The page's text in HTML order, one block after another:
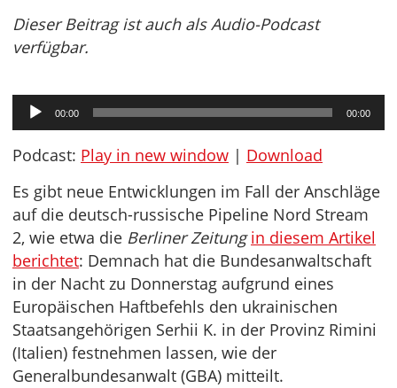
Dieser Beitrag ist auch als Audio-Podcast
verfügbar.
Audio-
Player
00:00 00:00
Podcast: Play in new window | Download
Es gibt neue Entwicklungen im Fall der Anschläge
auf die deutsch-russische Pipeline Nord Stream
2, wie etwa die Berliner Zeitung in diesem Artikel
berichtet: Demnach hat die Bundesanwaltschaft
in der Nacht zu Donnerstag aufgrund eines
Europäischen Haftbefehls den ukrainischen
Staatsangehörigen Serhii K. in der Provinz Rimini
(Italien) festnehmen lassen, wie der
Generalbundesanwalt (GBA) mitteilt.